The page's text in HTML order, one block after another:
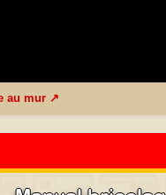
au mur ↗